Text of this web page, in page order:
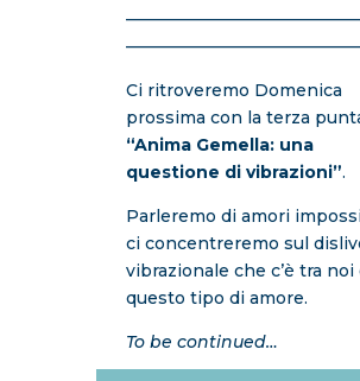
Ci ritroveremo Domenica
prossima con la terza
“Anima Gemella: una
questione di vibrazioni”.
Parleremo di amori
ci concentreremo sul
vibrazionale che c’è tra noi
questo tipo di amore.
To be continued…